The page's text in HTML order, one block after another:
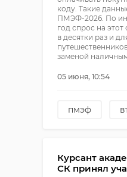
коду. Такие
ПМЭФ-2026. По
год спрос на
в десятки раз и
заменой
05 июня, 10:54
пмэф
Курсант
СК принял